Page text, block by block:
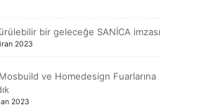
bir geleceğe SANİCA imzası
2023
ve Homedesign Fuarlarına
2023